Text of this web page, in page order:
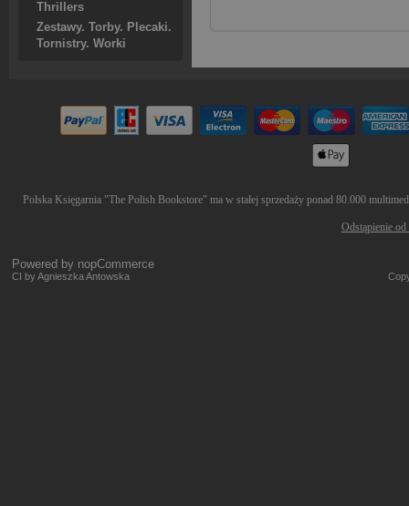
Thrillers
Zestawy. Torby. Plecaki.
Tornistry. Worki
Polska Księgarnia "The Polish Bookstore" ma w stałej sprzedaży ponad 80.000
Odstąpienie
Powered by nopCommerce
CI by Agnieszka Antowska